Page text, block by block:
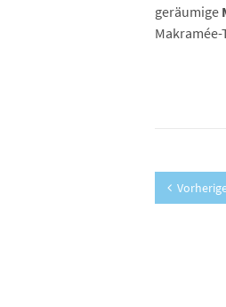
geräumige